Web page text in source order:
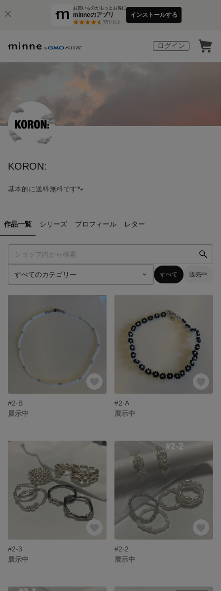
お買いものがもっとお得に
minneのアプリ
3万件以上
インストールする
ログイン
KORON:
基本的に送料無料です🐾
作品一覧 シリーズ プロフィール レター
すべて 販売中
#2-B
展示中
#2-A
展示中
#2-3
展示中
#2-2
展示中